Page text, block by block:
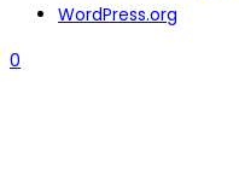
WordPress.org
0